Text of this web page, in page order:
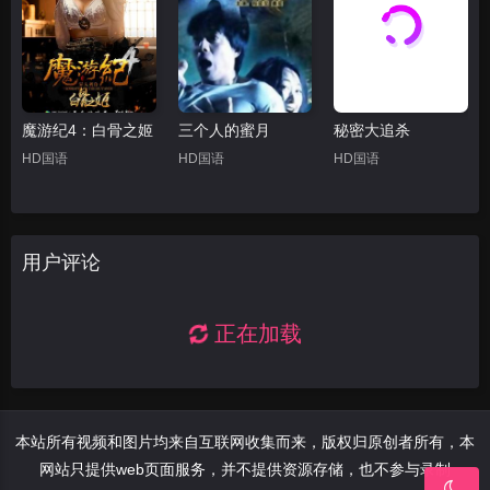
魔游纪4：白骨之姬
HD国语
三个人的蜜月
HD国语
秘密大追杀
HD国语
用户评论
正在加载
本站所有视频和图片均来自互联网收集而来，版权归原创者所有，本
网站只提供web页面服务，并不提供资源存储，也不参与录制